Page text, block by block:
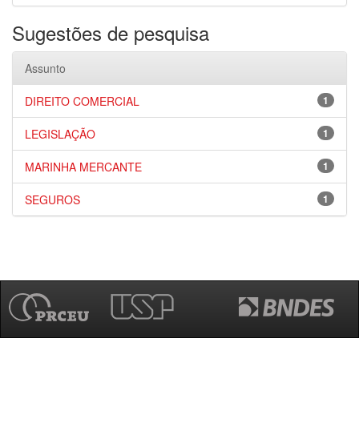
Sugestões de pesquisa
Assunto
1
DIREITO COMERCIAL
1
LEGISLAÇÃO
1
MARINHA MERCANTE
1
SEGUROS